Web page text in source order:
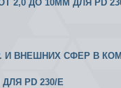
2,0 ДО 10ММ ДЛЯ PD
И ВНЕШНИХ СФЕР В
PD 230/E